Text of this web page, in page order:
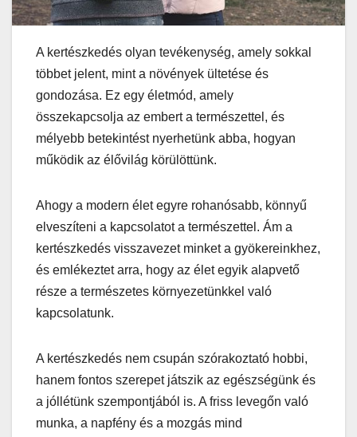
A kertészkedés olyan tevékenység, amely sokkal
többet jelent, mint a növények ültetése és
gondozása. Ez egy életmód, amely
összekapcsolja az embert a természettel, és
mélyebb betekintést nyerhetünk abba, hogyan
működik az élővilág körülöttünk.
Ahogy a modern élet egyre rohanósabb, könnyű
elveszíteni a kapcsolatot a természettel. Ám a
kertészkedés visszavezet minket a gyökereinkhez,
és emlékeztet arra, hogy az élet egyik alapvető
része a természetes környezetünkkel való
kapcsolatunk.
A kertészkedés nem csupán szórakoztató hobbi,
hanem fontos szerepet játszik az egészségünk és
a jóllétünk szempontjából is. A friss levegőn való
munka, a napfény és a mozgás mind